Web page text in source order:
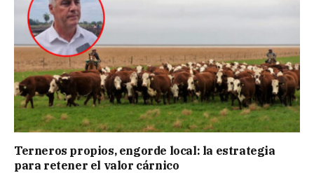
Terneros propios, engorde local: la estrategia
para retener el valor cárnico